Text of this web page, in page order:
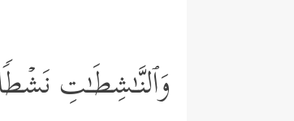
وَٱلنَّـٰشِطَـٰتِ